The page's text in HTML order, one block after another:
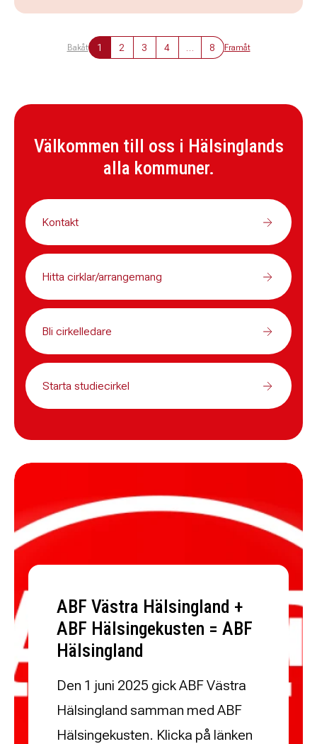
Bakåt 1 2 3 4 8 Framåt
Välkommen till oss i Hälsinglands
alla kommuner.
Kontakt
Hitta cirklar/arrangemang
Bli cirkelledare
Starta studiecirkel
ABF Västra Hälsingland +
ABF Hälsingekusten = ABF
Hälsingland
Den 1 juni 2025 gick ABF Västra
Hälsingland samman med ABF
Hälsingekusten. Klicka på länken